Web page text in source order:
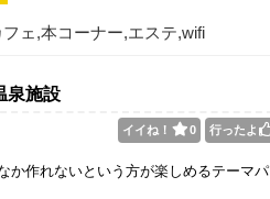
ェ,本コーナー,エステ,wifi
泉施設
イイね！ 0 行ったよ
か作れないという方が楽しめるテーマパ